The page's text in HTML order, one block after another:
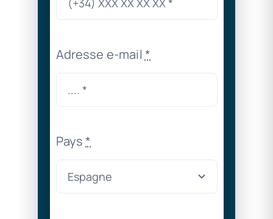
Adresse e-mail *
Pays*